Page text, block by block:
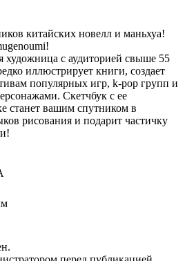
китайских новелл и маньхуа!
художница с аудиторией свыше 55
иллюстрирует книги, создает
популярных игр, k-pop групп и
Скетчбук с ее
станет вашим спутником в
рисования и подарит частичку